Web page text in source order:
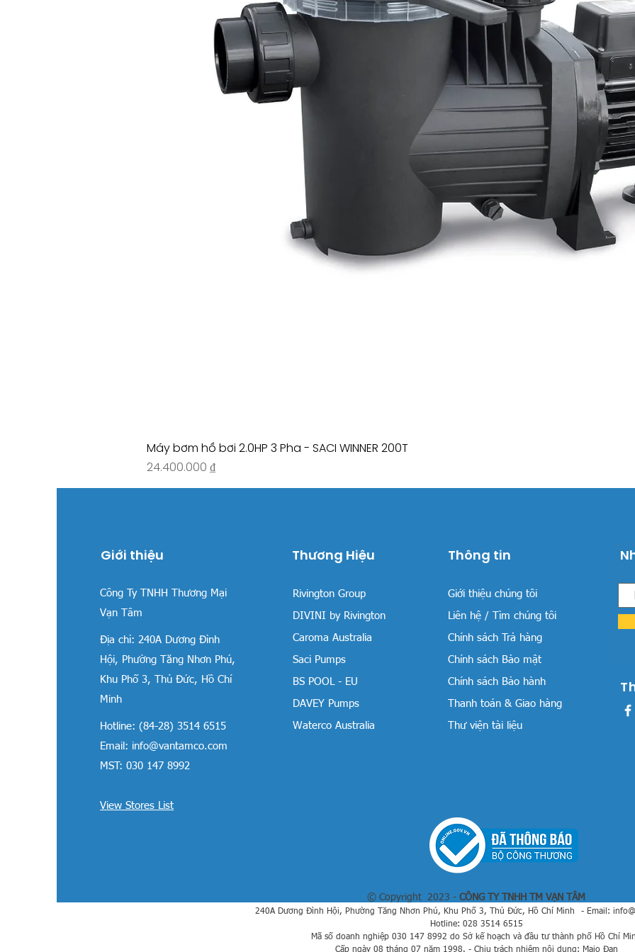
Máy bơm hồ bơi 2.0HP 3 Pha - SACI WINNER 200T
Giá
24.400.000 ₫
Giới thiệu
Công Ty TNHH Thương Mại
Vạn Tâm
Địa chỉ:240A Dương Đình
Hội, Phường Tăng Nhơn Phú,
Khu Phố 3, Thủ Đức, Hồ Chí
Minh
Hotline: (84-28) 3514 6515
Email: info@vantamco.com
MST: 030 147 8992
View Stores List
Thương Hiệu
Rivington Group
DIVINI by Rivington
Caroma Australia
Saci Pumps
BS POOL - EU
DAVEY Pumps
Waterco Australia
Thông tin
Giới thiệu chúng tôi
Liên hệ / Tìm chúng tôi
Chính sách Trả hàng
Chính sách Bảo mật
Chính sách Bảo hành
Thanh toán & Giao hàng
Thư viện tài liệu
© Copyright 2023 - CÔNG TY TNHH TM VẠN TÂM
240A Dương Đình Hội, Phường Tăng Nhơn Phú, Khu Phố 3, Thủ Đức, Hồ Chí Minh - Email:
Hotline: 028 3514 6515
Mã số doanh nghiệp 030 147 8992 do Sở kế hoạch và đầu tư thành phố Hồ Chí
Cấp ngày 08 tháng 07 năm 1998. - Chịu trách nhiệm nội dung: Maio Đan